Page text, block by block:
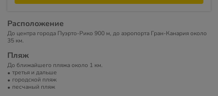
Расположение
До центра города Пуэрто-Рико 900 м, до аэропорта Гран-Канария около
35 км.
Пляж
До ближайшего пляжа около 1 км.
третья и дальше
городской пляж
песчаный пляж